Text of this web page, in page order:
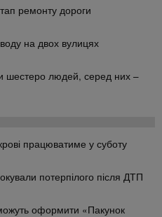
ремонту дороги
на двох вулицях
шестеро людей, серед них –
працюватиме у суботу
потерпілого після ДТП
оформити «Пакунок